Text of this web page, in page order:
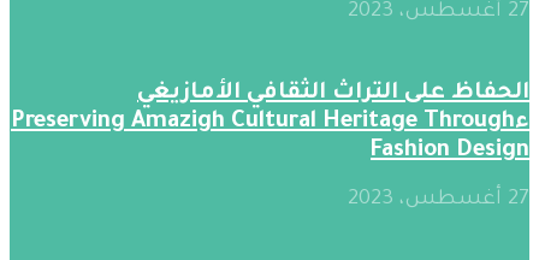
27 أغسطس، 2023
الحفاظ على التراث الثقافي الأمازيغي
ءPreserving Amazigh Cultural Heritage Through
Fashion Design
27 أغسطس، 2023